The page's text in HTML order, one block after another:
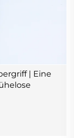
| Eine